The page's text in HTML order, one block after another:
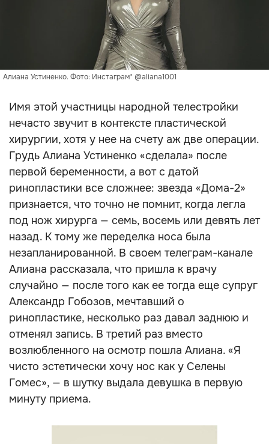
Алиана Устиненко. Фото: Инстаграм* @aliana1001
Имя этой участницы народной телестройки
нечасто звучит в контексте пластической
хирургии, хотя у нее на счету аж две операции.
Грудь Алиана Устиненко «сделала» после
первой беременности, а вот с датой
ринопластики все сложнее: звезда «Дома-2»
признается, что точно не помнит, когда легла
под нож хирурга — семь, восемь или девять лет
назад. К тому же переделка носа была
незапланированной. В своем телеграм-канале
Алиана рассказала, что пришла к врачу
случайно — после того как ее тогда еще супруг
Александр Гобозов, мечтавший о
ринопластике, несколько раз давал заднюю и
отменял запись. В третий раз вместо
возлюбленного на осмотр пошла Алиана. «Я
чисто эстетически хочу нос как у Селены
Гомес», — в шутку выдала девушка в первую
минуту приема.